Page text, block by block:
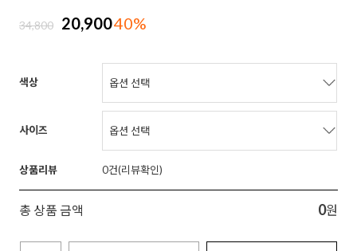
34,800 20,90040%
색상
사이즈
상품리뷰 0
총 상품 금액 0원